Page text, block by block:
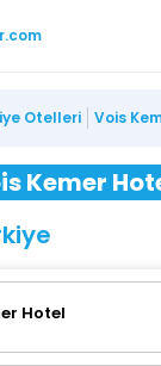
Otelleri Vois
Kemer